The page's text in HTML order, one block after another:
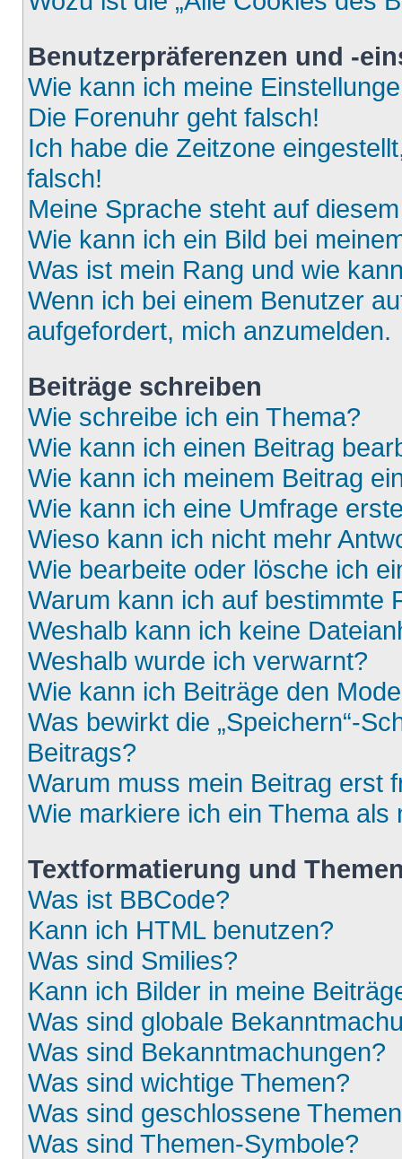
Benutzerpräferenzen und -
Wie kann ich meine
Die Forenuhr geht falsch!
Ich habe die Zeitzone
falsch!
Meine Sprache steht auf
Wie kann ich ein Bild bei
Was ist mein Rang und wie
Wenn ich bei einem Benutzer
aufgefordert, mich anzumelden.
Beiträge schreiben
Wie schreibe ich ein Thema?
Wie kann ich einen Beitrag
Wie kann ich meinem Beitrag
Wie kann ich eine Umfrage
Wieso kann ich nicht mehr
Wie bearbeite oder lösche ich
Warum kann ich auf bestimmte
Weshalb kann ich keine
Weshalb wurde ich verwarnt?
Wie kann ich Beiträge den
Was bewirkt die „Speichern“-
Beitrags?
Warum muss mein Beitrag erst
Wie markiere ich ein Thema als
Textformatierung und
Was ist BBCode?
Kann ich HTML benutzen?
Was sind Smilies?
Kann ich Bilder in meine
Was sind globale
Was sind Bekanntmachungen?
Was sind wichtige Themen?
Was sind geschlossene
Was sind Themen-Symbole?